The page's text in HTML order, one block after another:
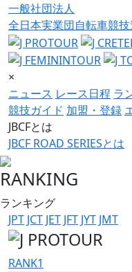
一般社団法人
全日本実業団自転車競技
×
ニュース レース日程 ラ
競技ガイド 加盟・登録
JBCFとは
JBCF ROAD SERIESとは
RANKING
ランキング
JPT JCT JET JFT JYT JMT
RANK1